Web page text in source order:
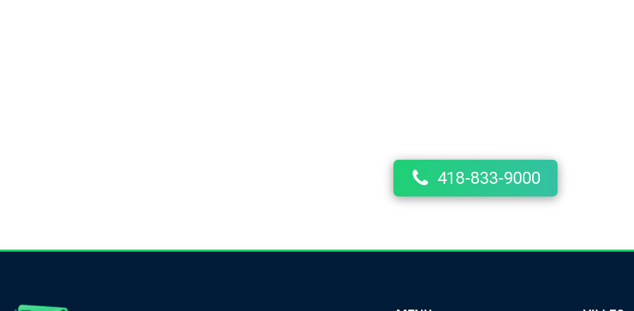
418-833-9000